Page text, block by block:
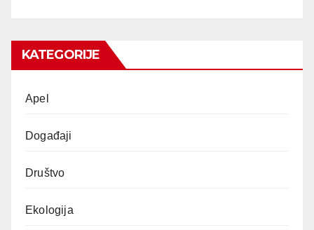
KATEGORIJE
Apel
Događaji
Društvo
Ekologija